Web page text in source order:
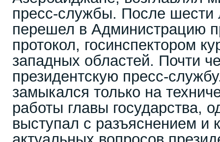
пресс-службы. После шести
перешел в Администрацию
протокол, госинспектором
западных областей. Почти
президентскую пресс-
замыкался только на
работы главы государства,
выступал с разъяснением и